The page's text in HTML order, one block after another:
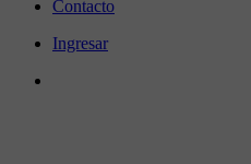
Contacto
Ingresar